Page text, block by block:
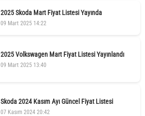
2025 Skoda Mart Fiyat Listesi Yayında
09 Mart 2025 14:22
2025 Volkswagen Mart Fiyat Listesi Yayınlandı
09 Mart 2025 13:40
Skoda 2024 Kasım Ayı Güncel Fiyat Listesi
07 Kasım 2024 20:42